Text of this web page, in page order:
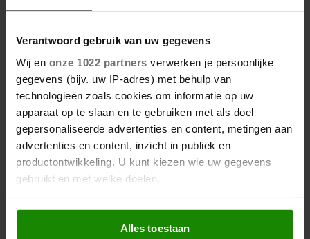
Verantwoord gebruik van uw gegevens
Wij en onze 1022 partners verwerken je persoonlijke
gegevens (bijv. uw IP-adres) met behulp van
technologieën zoals cookies om informatie op uw
apparaat op te slaan en te gebruiken met als doel
gepersonaliseerde advertenties en content, metingen aan
advertenties en content, inzicht in publiek en
productontwikkeling. U kunt kiezen wie uw gegevens
gebruikt en met welke doelen.
Als u het toestaat, willen we ook graag:
Informatie verzamelen over uw geografische
Alles toestaan
REDEN